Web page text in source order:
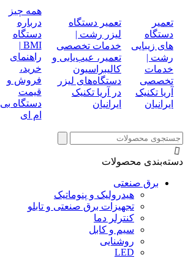
تعمیر
دستگاه
های زیبایی
رشت |
خدمات
تخصصی
آریا تکنیک
ایرانیان
تعمیر دستگاه
لیزر رشت |
خدمات تخصصی
تعمیر، عیب‌یابی و
کالیبراسیون
دستگاه‌های لیزر
در آریا تکنیک
ایرانیان
همه چیز
درباره
دستگاه
BMI |
راهنمای
خرید،
فروش و
قیمت
دستگاه بی
ام ای
دسته‌بندی محصولات
برق صنعتی
هیدرولیک و پنوماتیک
تجهیزات برق صنعتی و تابلو
کنترلر دما
سیم و کابل
روشنایی
LED